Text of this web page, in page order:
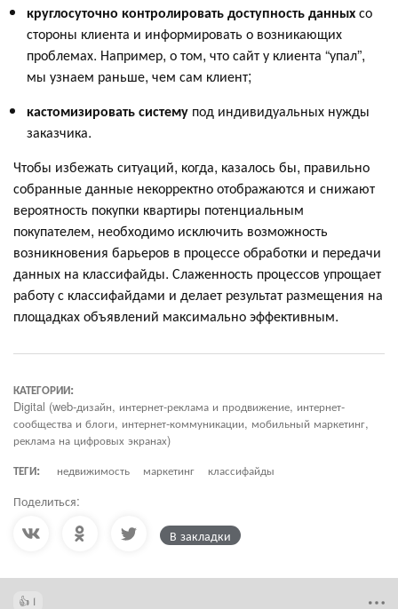
круглосуточно контролировать доступность данныхсо
стороны клиента и информировать о возникающих
проблемах. Например, о том, что сайт у клиента “упал”,
мы узнаем раньше, чем сам клиент;
кастомизировать систему под индивидуальных нужды
заказчика.
Чтобы избежать ситуаций, когда, казалось бы, правильно
собранные данные некорректно отображаются и снижают
вероятность покупки квартиры потенциальным
покупателем, необходимо исключить возможность
возникновения барьеров в процессе обработки и передачи
данных на классифайды. Слаженность процессов упрощает
работу с классифайдами и делает результат размещения на
площадках объявлений максимально эффективным.
КАТЕГОРИИ:
Digital (web-дизайн, интернет-реклама и продвижение, интернет-
сообщества и блоги, интернет-коммуникации, мобильный маркетинг,
реклама на цифровых экранах)
ТЕГИ:
недвижимость маркетинг классифайды
Поделиться:
В закладки
1